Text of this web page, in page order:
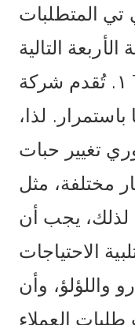
المتطلبات
١. تُقدم شركة TBT العديد من أنواع شاي
باستمرار. لذا،
تغيير حبات
مختلفة، مثل
مم، و١٠ مم. لذلك، يجب أن
الاحتياجات
واللؤلؤ، وأن
العملاء